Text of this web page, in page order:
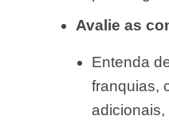
Avalie as
Entenda
franquias,